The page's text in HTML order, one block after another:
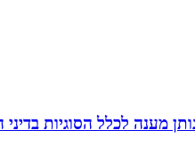
מענה לכלל הסוגיות